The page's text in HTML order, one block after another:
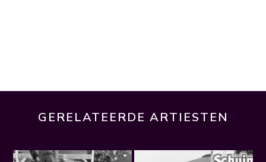
GERELATEERDE ARTIESTEN